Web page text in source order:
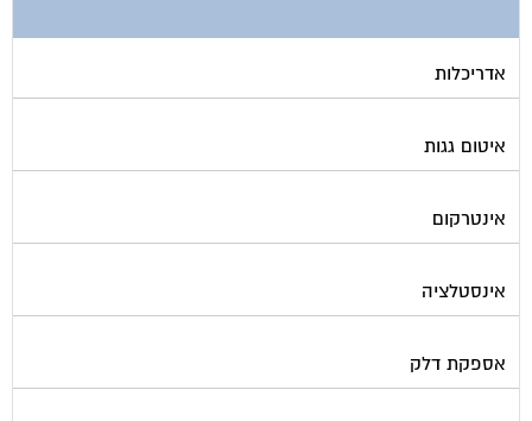
אדריכלות
איטום גגות
אינטרקום
אינסטלציה
אספקת דלק